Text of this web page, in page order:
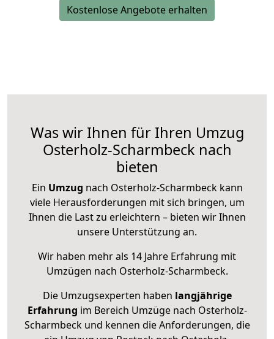
Kostenlose Angebote erhalten
Was wir Ihnen für Ihren Umzug
Osterholz-Scharmbeck nach
bieten
Ein Umzug nach Osterholz-Scharmbeck kann
viele Herausforderungen mit sich bringen, um
Ihnen die Last zu erleichtern – bieten wir Ihnen
unsere Unterstützung an.
Wir haben mehr als 14 Jahre Erfahrung mit
Umzügen nach Osterholz-Scharmbeck.
Die Umzugsexperten haben langjährige
Erfahrung im Bereich Umzüge nach Osterholz-
Scharmbeck und kennen die Anforderungen, die